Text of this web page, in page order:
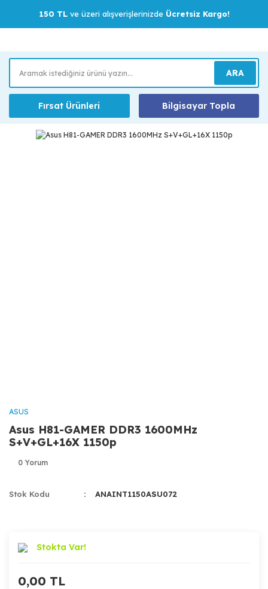
150 TLve üzeri alışverişlerinizde Ücretsiz Kargo!
ARA
Fırsat Ürünleri Bilgisayar Topla
ASUS
Asus H81-GAMER DDR3 1600MHz
S+V+GL+16X 1150p
0 Yorum
Stok Kodu ANAINT1150ASU072
Stokta Var!
0,00 TL